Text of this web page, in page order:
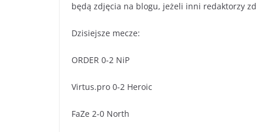
będą zdjęcia na blogu, jeżeli inni redaktorzy
Dzisiejsze mecze:
ORDER 0-2 NiP
Virtus.pro 0-2 Heroic
FaZe 2-0 North